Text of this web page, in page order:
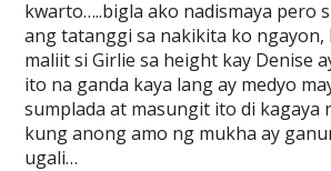
kwarto…..bigla ako nadismaya pero
ang tatanggi sa nakikita ko ngayon,
maliit si Girlie sa height kay Denise
ito na ganda kaya lang ay medyo
sumplada at masungit ito di kagaya
kung anong amo ng mukha ay
ugali…